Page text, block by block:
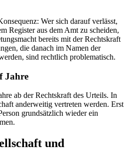
Wer sich darauf verlässt,
Register aus dem Amt zu scheiden,
bereits mit der Rechtskraft
die danach im Namen der
sind rechtlich problematisch.
Jahre
ab der Rechtskraft des Urteils. In
anderweitig vertreten werden. Erst
grundsätzlich wieder ein
und